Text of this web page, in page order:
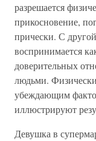
разрешается
прикосновение,
прически. С
воспринимается
доверительных
людьми.
убеждающим
иллюстрируют
Девушка в